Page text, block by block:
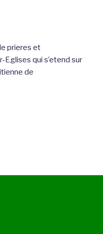
prieres et
Eglises qui s’etend sur
de